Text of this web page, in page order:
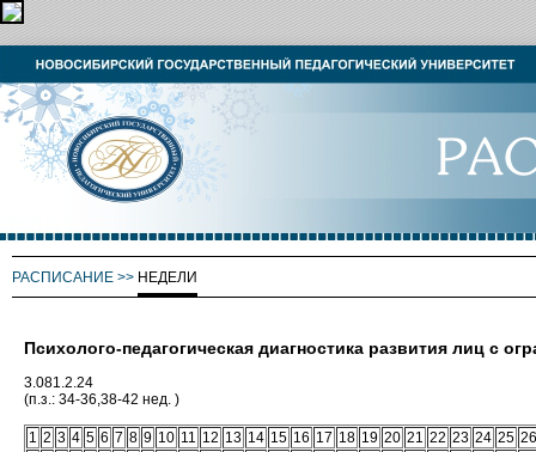
РАСПИСАНИЕ >> НЕДЕЛИ
Психолого-педагогическая диагностика развития лиц с
3.081.2.24
(п.з.: 34-36,38-42 нед. )
1 2 3 4 5 6 7 8 9 10 11 12 13 14 15 16 17 18 19 20 21 22 23 24 25 26